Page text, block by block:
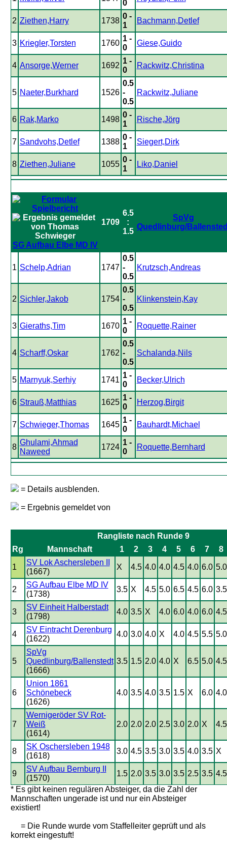
0
2 Ziethen,Harry 1738
0 -
1
Bachmann,Detlef
3 Kriegler,Torsten 1760
1 -
0
Giese,Guido
4 Ansorge,Werner 1692
1 -
0
Rackwitz,Christina
5 Naeter,Burkhard 1526
0.5
-
0.5
Rackwitz,Juliane
6 Rak,Marko 1498
0 -
1
Rische,Jörg
7 Sandvohs,Detlef 1388
0 -
1
Siegert,Dirk
8 Ziethen,Juliane 1055
0 -
1
Liko,Daniel
SG Aufbau Elbe MD IV
1709
6.5
:
1.5
SpVg
Quedlinburg/
1 Schelp,Adrian 1747
0.5
-
0.5
Krutzsch,Andreas
2 Sichler,Jakob 1754
0.5
-
0.5
Klinkenstein,Kay
3 Gieraths,Tim 1670
1 -
0
Roquette,Rainer
4 Scharff,Oskar 1762
0.5
-
0.5
Schalanda,Nils
5 Marnyuk,Serhiy 1741
1 -
0
Becker,Ulrich
6 Strauß,Matthias 1625
1 -
0
Herzog,Birgit
7 Schwieger,Thomas 1645
1 -
0
Bauhardt,Michael
8
Ghulami,Ahmad
Naweed
1724
1 -
0
Roquette,Bernhard
= Details ausblenden.
= Ergebnis gemeldet von
Rangliste nach Runde 9
Rg
Mannschaft 1 2 3 4 5 6 7 8
1
SV Lok Aschersleben II
(1667)
X 4.5 4.0 4.0 4.5 4.0 6.0 5.0
2
SG Aufbau Elbe MD IV
(1738)
3.5 X 4.5 5.0 6.5 4.5 6.0 3.5
3
SV Einheit Halberstadt
(1798)
4.0 3.5 X 4.0 6.0 4.0 6.0 4.5
4
SV Eintracht Derenburg
(1622)
4.0 3.0 4.0 X 4.0 4.5 5.5 5.0
5
SpVg
Quedlinburg/Ballenstedt
(1666)
3.5 1.5 2.0 4.0 X 6.5 5.0 4.5
6
Union 1861
Schönebeck
(1626)
4.0 3.5 4.0 3.5 1.5 X 6.0 4.0
7
Wernigeröder SV Rot-
Weiß
(1614)
2.0 2.0 2.0 2.5 3.0 2.0 X 4.5
8
SK Oschersleben 1948
(1618)
3.0 4.5 3.5 3.0 3.5 4.0 3.5 X
9
SV Aufbau Bernburg II
(1570)
1.5 2.0 3.5 3.0 3.5 2.5 3.5 4.5
* Es gibt keinen regulären Absteiger, da die Zahl der
Mannschaften ungerade ist und nur ein Absteiger
existiert!
= Die Runde wurde vom Staffelleiter geprüft und als
korrekt eingestuft!